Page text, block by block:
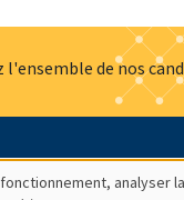
l'ensemble de nos
Offres